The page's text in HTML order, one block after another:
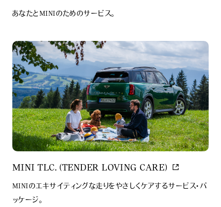
あなたとMINIのためのサービス。
MINI TLC. (TENDER LOVING CARE)
MINIのエキサイティングな走りをやさしくケアするサービス・パ
ッケージ。